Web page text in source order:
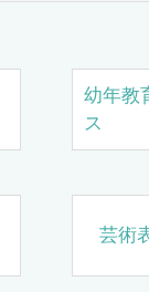
幼年教
ス
芸術